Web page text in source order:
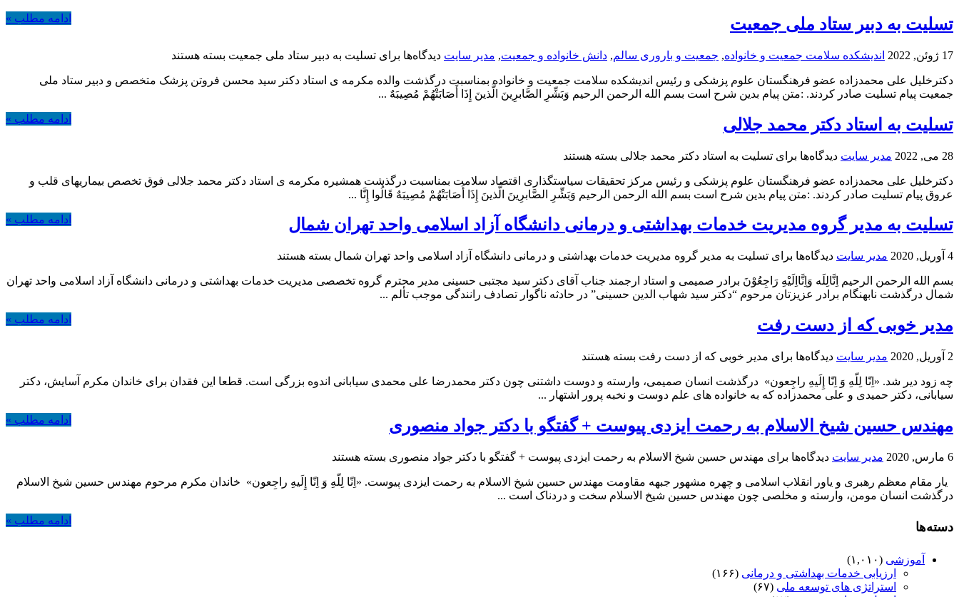
ادامه مطلب » تسلیت به دبیر ستاد ملی جمعیت
17 ژوئن, 2022 اندیشکده سلامت جمعیت و خانواده, جمعیت و باروری سالم, دانش خانواده و جمعیت, مدیر سایت دیدگاه‌ها برای تسلیت به دبیر ستاد ملی جمعیت بسته هستند
دکترخلیل علی محمدزاده عضو فرهنگستان علوم پزشکی و رئیس اندیشکده سلامت جمعیت و خانواده بمناسبت درگذشت والده مکرمه ی استاد دکتر سید محسن فروتن پزشک متخصص و دبیر ستاد ملی
جمعیت پیام تسلیت صادر کردند. :متن پیام بدین شرح است بسم الله الرحمن الرحیم وَبَشِّرِ الصَّابرِینَ الَّذینَ إِذَا أَصَابَتْهُمْ مُصِیبَهٌ ...
ادامه مطلب » تسلیت به استاد دکتر محمد جلالی
28 می, 2022 مدیر سایت دیدگاه‌ها برای تسلیت به استاد دکتر محمد جلالی بسته هستند
دکترخلیل علی محمدزاده عضو فرهنگستان علوم پزشکی و رئیس مرکز تحقیقات سیاستگذاری اقتصاد سلامت بمناسبت درگذشت همشیره مکرمه ی استاد دکتر محمد جلالی فوق تخصص بیماریهای قلب و
عروق پیام تسلیت صادر کردند. :متن پیام بدین شرح است بسم الله الرحمن الرحیم وَبَشِّرِ الصَّابرِینَ الَّذینَ إِذَا أَصَابَتْهُمْ مُصِیبَهٌ قَالُوا إِنَّا ...
ادامه مطلب » تسلیت به مدیر گروه مدیریت خدمات بهداشتی و درمانی دانشگاه آزاد اسلامی واحد تهران شمال
4 آوریل, 2020 مدیر سایت دیدگاه‌ها برای تسلیت به مدیر گروه مدیریت خدمات بهداشتی و درمانی دانشگاه آزاد اسلامی واحد تهران شمال بسته هستند
بسم الله الرحمن الرحیم اِنَّالِلَه وَاِنَّااِلَيْهِ رَاجِعُوْنَ برادر صمیمی و استاد ارجمند جناب آقای دکتر سید مجتبی حسینی مدیر محترم گروه تخصصی مدیریت خدمات بهداشتی و درمانی دانشگاه آزاد اسلامی واحد تهران
شمال درگذشت نابهنگام برادر عزیزتان مرحوم “دکتر سید شهاب الدین حسینی” در حادثه ناگوار تصادف رانندگی موجب تألم ...
ادامه مطلب » مدیر خوبی که از دست رفت
2 آوریل, 2020 مدیر سایت دیدگاه‌ها برای مدیر خوبی که از دست رفت بسته هستند
چه زود دیر شد. «اِنّا لِلّهِ وَ اِنّا إِلَیهِ راجِعون» درگذشت انسان صمیمی، وارسته و دوست داشتنی چون دکتر محمدرضا علی محمدی سیابانی اندوه بزرگی است. قطعا این فقدان برای خاندان مکرم آسایش، دکتر
سیابانی، دکتر حمیدی و علی محمدزاده که به خانواده های علم دوست و نخبه پرور اشتهار ...
ادامه مطلب » مهندس حسین شیخ الاسلام به رحمت ایزدی پیوست + گفتگو با دکتر جواد منصوری
6 مارس, 2020 مدیر سایت دیدگاه‌ها برای مهندس حسین شیخ الاسلام به رحمت ایزدی پیوست + گفتگو با دکتر جواد منصوری بسته هستند
یار مقام معظم رهبری و یاور انقلاب اسلامی و چهره مشهور جبهه مقاومت مهندس حسین شیخ الاسلام به رحمت ایزدی پیوست. «اِنّا لِلّهِ وَ اِنّا إِلَیهِ راجِعون» خاندان مکرم مرحوم مهندس حسین شیخ الاسلام
درگذشت انسان مومن، وارسته و مخلصی چون مهندس حسین شیخ الاسلام سخت و دردناک است ...
ادامه مطلب » دسته‌ها
آموزشی (۱,۰۱۰)
ارزیابی خدمات بهداشتی و درمانی (۱۶۶)
استراتژی های توسعه ملی (۶۷)